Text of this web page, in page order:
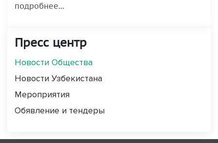
подробнее...
Пресс центр
Новости Общества
Новости Узбекистана
Мероприятия
Обявление и тендеры